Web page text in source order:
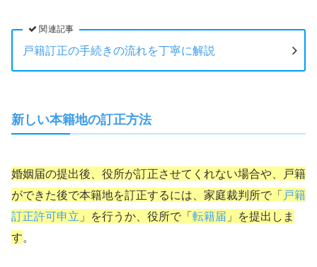
関連記事
戸籍訂正の手続きの流れを丁寧に解説
新しい本籍地の訂正方法
婚姻届の提出後、役所が訂正させてくれない場合や、戸籍
ができた後で本籍地を訂正するには、家庭裁判所で「 戸籍
訂正許可申立 」を行うか、役所で「転籍届 」を提出しま
す。